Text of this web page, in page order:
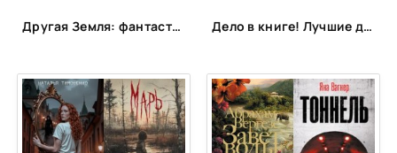
40
42
43
44
Другая Земля: фантастика с альтернативной историей Дело в книге! Лучшие детективы для детей и подростков